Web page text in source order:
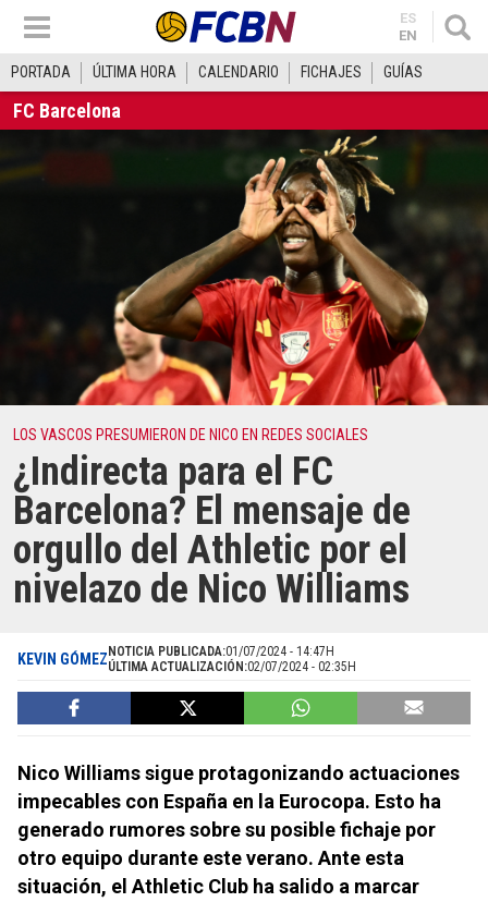
ES
EN
PORTADA ÚLTIMA HORA CALENDARIO FICHAJES GUÍAS
FC Barcelona
LOS VASCOS PRESUMIERON DE NICO EN REDES SOCIALES
¿Indirecta para el FC
Barcelona? El mensaje de
orgullo del Athletic por el
nivelazo de Nico Williams
KEVIN GÓMEZ NOTICIA PUBLICADA:01/07/2024 - 14:47H
ÚLTIMA ACTUALIZACIÓN:02/07/2024 - 02:35H
Nico Williams sigue protagonizando actuaciones
impecables con España en la Eurocopa. Esto ha
generado rumores sobre su posible fichaje por
otro equipo durante este verano. Ante esta
situación, el Athletic Club ha salido a marcar